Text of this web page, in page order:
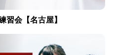
習会【名古屋】